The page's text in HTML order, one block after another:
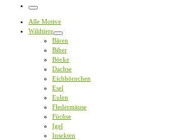
Menü
Alle Motive
Wildtiere
Bären
Biber
Böcke
Dachse
Eichhörnchen
Esel
Eulen
Fledermäuse
Füchse
Igel
Insekten